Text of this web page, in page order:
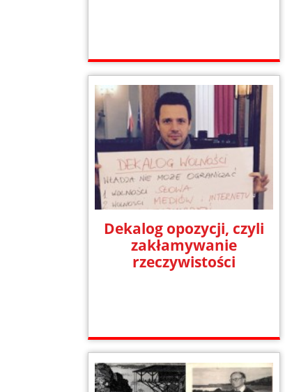
Dekalog opozycji, czyli
zakłamywanie
rzeczywistości